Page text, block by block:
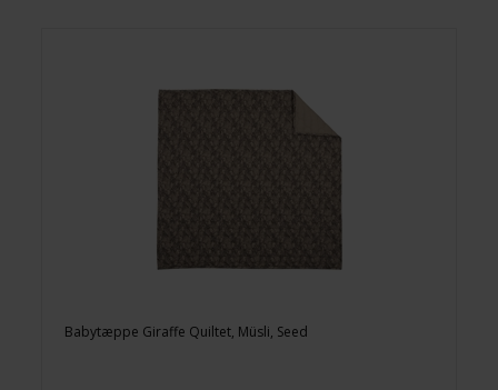
Babytæppe Giraffe Quiltet, Müsli, Seed